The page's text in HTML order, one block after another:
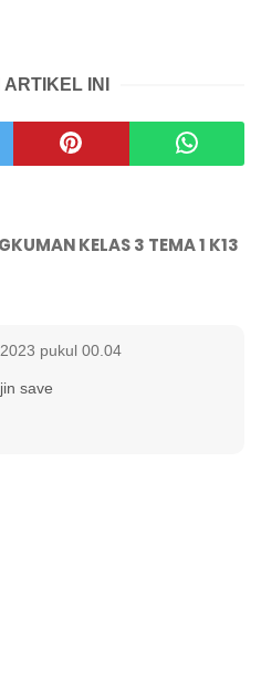
INI
KELAS 3 TEMA 1 K13
pukul 00.04
save